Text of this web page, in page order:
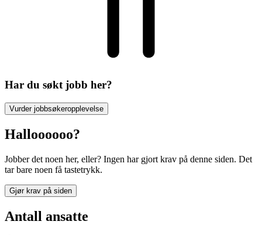
Har du søkt jobb her?
Vurder jobbsøkeropplevelse
Halloooooo?
Jobber det noen her, eller? Ingen har gjort krav på denne siden. Det
tar bare noen få tastetrykk.
Gjør krav på siden
Antall ansatte